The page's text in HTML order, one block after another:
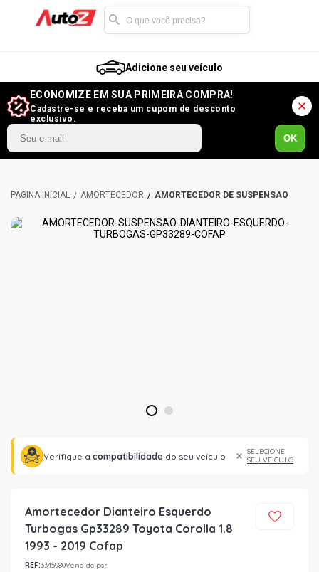
Adicione seu veículo
ECONOMIZE EM SUA PRIMEIRA COMPRA!
Cadastre-se e receba um cupom de desconto
exclusivo.
OK
AMORTECEDOR AMORTECEDOR DE SUSPENSÃO
1 2
Verifique a compatibilidade do seu veículo
SELECIONE
SEU VEÍCULO
Amortecedor Dianteiro Esquerdo
Turbogas Gp33289 Toyota Corolla 1.8
1993 - 2019 Cofap
REF:3345980Vendido por: